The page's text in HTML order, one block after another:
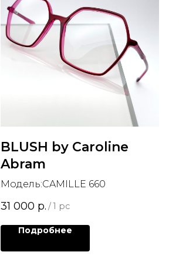
BLUSH by Caroline
Abram
Модель:CAMILLE 660
31 000 р. /1 pc
Подробнее